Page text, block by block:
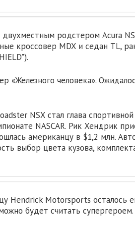
родстером Acura
кроссовер MDX и седан TL,
человека».
NSX стал глава спортивной
NASCAR. Рик Хендрик
американцу в $1,2 млн.
выбор цвета кузова,
Hendrick Motorsports осталось
будет считать супергероем.